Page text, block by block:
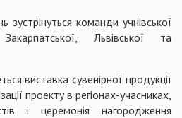
зустрінуться команди учнівської
Львівської та
виставка сувенірної продукції
проекту в регіонах-учасниках,
і церемонія нагородження